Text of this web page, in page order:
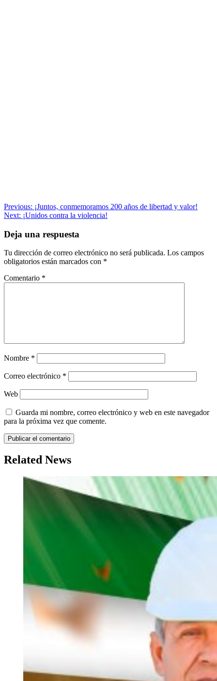
Navegación
de
entradas
Previous: ¡Juntos, conmemoramos 200 años de libertad y valor!
Next: ¡Unidos contra la violencia!
Deja una respuesta
Tu dirección de correo electrónico no será publicada. Los campos
obligatorios están marcados con *
Comentario *
Nombre *
Correo electrónico *
Web
Guarda mi nombre, correo electrónico y web en este navegador
para la próxima vez que comente.
Related News